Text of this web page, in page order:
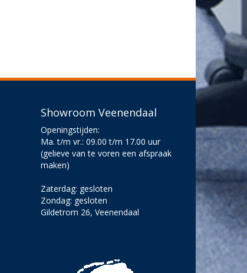
Showroom Veenendaal
Openingstijden:
Ma. t/m vr.: 09.00 t/m 17.00 uur
(gelieve van te voren een afspraak
maken)
Zaterdag: gesloten
Zondag: gesloten
Gildetrom 26, Veenendaal